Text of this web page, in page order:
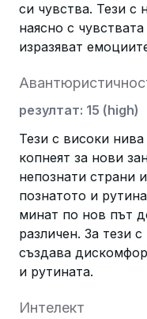
си чувства. Тези с
наясно с
изразяват
резултат: 15 (high)
Тези с високи
копнеят за нови
непознати страни
познатото и
минат по нов път
различен. За тези
създава
и рутината.
Интелект